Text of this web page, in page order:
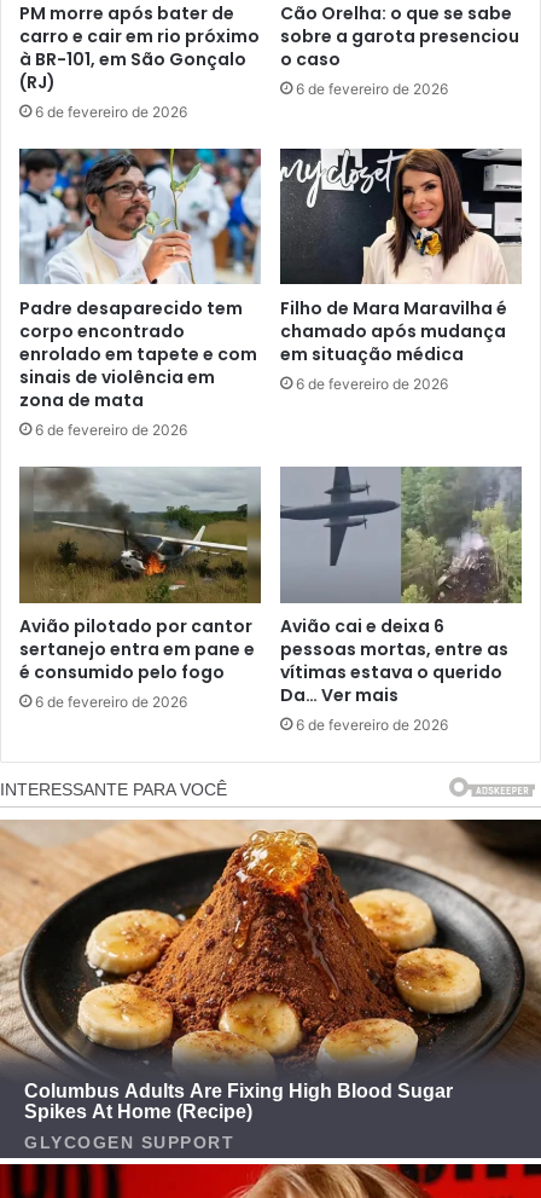
PM morre após bater de
carro e cair em rio próximo
à BR-101, em São Gonçalo
(RJ)
6 de fevereiro de 2026
Cão Orelha: o que se sabe
sobre a garota presenciou
o caso
6 de fevereiro de 2026
Padre desaparecido tem
corpo encontrado
enrolado em tapete e com
sinais de violência em
zona de mata
6 de fevereiro de 2026
Filho de Mara Maravilha é
chamado após mudança
em situação médica
6 de fevereiro de 2026
Avião pilotado por cantor
sertanejo entra em pane e
é consumido pelo fogo
6 de fevereiro de 2026
Avião cai e deixa 6
pessoas mortas, entre as
vítimas estava o querido
Da… Ver mais
6 de fevereiro de 2026